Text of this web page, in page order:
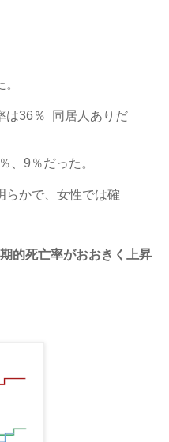
は36％ 同居人ありだ
、9％だった。
らかで、女性では確
的死亡率がおおきく上昇